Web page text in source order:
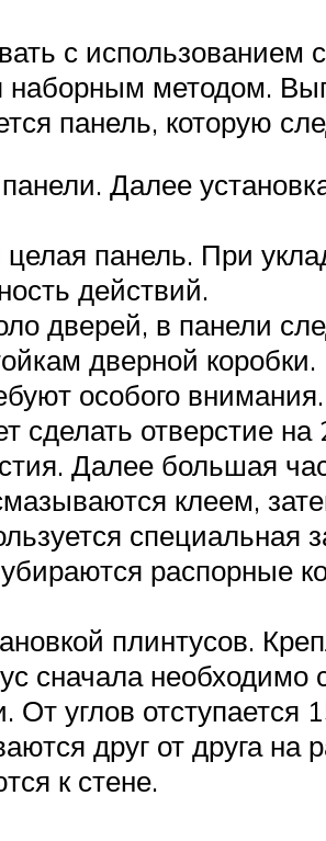
с использованием
наборным методом.
панель, которую
Далее
целая панель. При
действий.
дверей, в панели
дверной коробки.
особого
сделать отверстие
Далее большая
клеем,
специальная
распорные
плинтусов.
сначала
От углов
друг от друга на
к стене.